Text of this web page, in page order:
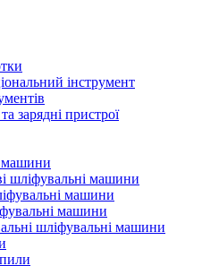
інструмент
зарядні пристрої
машини
шліфувальні машини
машини
машини
шліфувальні машини